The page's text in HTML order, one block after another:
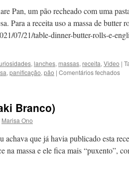
Pan, um pão recheado com uma
Para a receita uso a massa de butter
07/21/table-dinner-butter-rolls-e-
, lanches, massas, receita, Video |
, panificação, pão | Comentários fechadosem
Branco)
Marisa Ono
que já havia publicado esta
massa e ele fica mais “puxento”,